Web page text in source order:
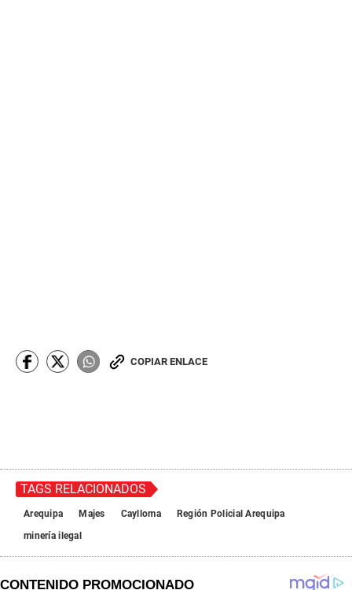
COPIAR ENLACE
TAGS RELACIONADOS
Arequipa Majes Caylloma
Región Policial Arequipa
minería ilegal